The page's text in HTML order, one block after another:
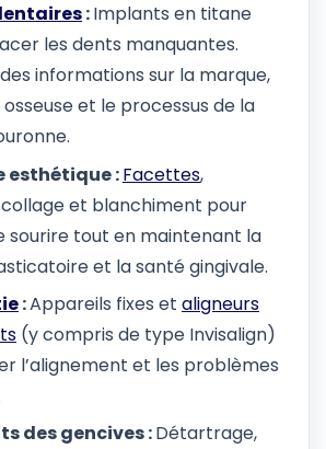
:Implants en titane
les dents manquantes.
informations sur la marque,
osseuse et le processus de la
esthétique :Facettes,
et blanchiment pour
sourire tout en maintenant la
et la santé gingivale.
:Appareils fixes et aligneurs
(y compris de type Invisalign)
l’alignement et les problèmes
des gencives :Détartrage,